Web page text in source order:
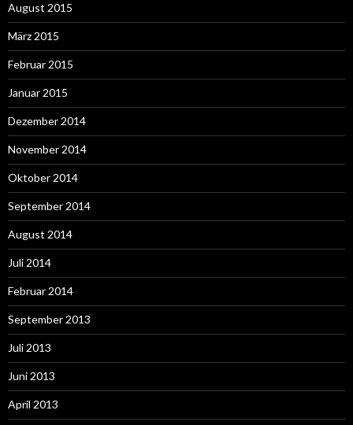
August 2015
März 2015
Februar 2015
Januar 2015
Dezember 2014
November 2014
Oktober 2014
September 2014
August 2014
Juli 2014
Februar 2014
September 2013
Juli 2013
Juni 2013
April 2013